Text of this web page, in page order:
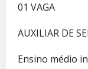
01 VAGA
AUXILIAR DE
Ensino médio